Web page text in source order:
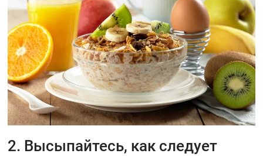
2. Высыпайтесь, как следует